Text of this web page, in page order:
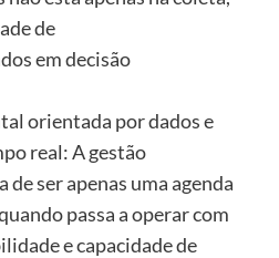
de
em decisão
orientada por dados e
real: A gestão
ser apenas uma agenda
passa a operar com
e capacidade de